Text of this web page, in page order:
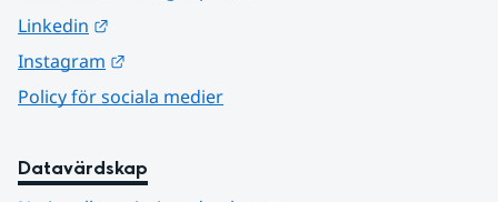
Linkedin
Instagram
Policy för sociala medier
Datavärdskap